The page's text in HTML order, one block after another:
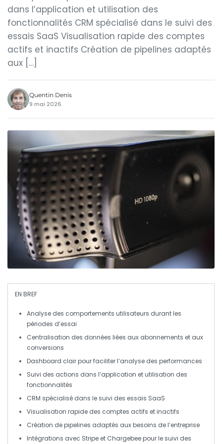
dans l’application et utilisation des
fonctionnalités CRM spécialisé dans le suivi des
essais SaaS Visualisation rapide des comptes
actifs et inactifs Création de pipelines adaptés
aux […]
Quentin Denis
9 mai 2026
EN BREF
Analyse des comportements utilisateurs durant les
périodes d’essai
Centralisation des données liées aux abonnements et aux
conversions
Dashboard clair pour faciliter l’analyse des performances
Suivi des actions dans l’application et utilisation des
fonctionnalités
CRM spécialisé dans le suivi des essais SaaS
Visualisation rapide des comptes actifs etinactifs
Création depipelines adaptés aux besoins de l’entreprise
Intégrations avec Stripe et Chargebeepour le suivi des